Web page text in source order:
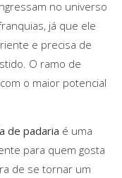
no universo
já que ele
e precisa de
O ramo de
o maior potencial
de padaria é uma
para quem gosta
de se tornar um